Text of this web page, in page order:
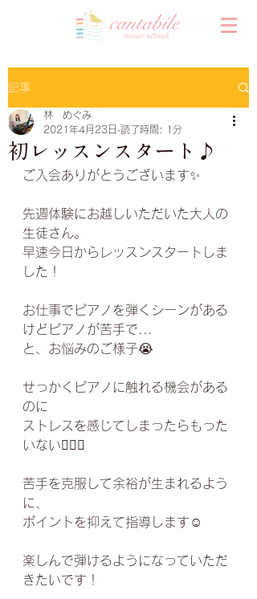
記事
初レッスンスタート♪
林 めぐみ
2021年4月23日 読了時間: 1分
ご入会ありがとうございます✨﻿
先週体験にお越しいただいた大人の
生徒さん。
早速今日からレッスンスタートしま
した！﻿
お仕事でピアノを弾くシーンがある
けどピアノが苦手で...﻿
と、お悩みのご様子😭﻿
せっかくピアノに触れる機会がある
のに﻿
ストレスを感じてしまったらもった
いない✋🏻💦﻿
苦手を克服して余裕が生まれるよう
に、﻿
ポイントを抑えて指導します☺️﻿
楽しんで弾けるようになっていただ
きたいです！﻿